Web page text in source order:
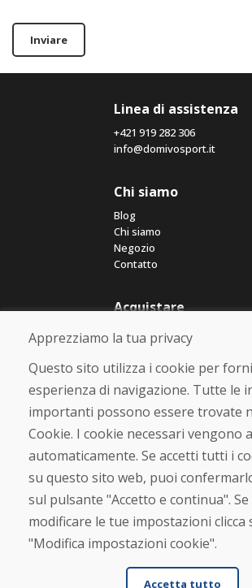
Inviare
Linea di assistenza
+421 919 282 306
info@domivosport.it
Chi siamo
Blog
Chi siamo
Negozio
Contatto
Acquistare
Negozio online
Termini e condizioni
Spedizione e pagamento
Reso e cambio merce
Protezione dei dati
Cookies
Verificato dai clienti
★★★★★
Apprezziamo la tua privacy
Questo sito utilizza i cookie per
esperienza di navigazione. Tutte le
importanti possono essere trovate
Cookie. I cookie necessari vengono
automaticamente. Se accetti tutti i
su questo sito web, puoi
sul pulsante "Accetto e continua".
modificare le tue impostazioni clicca
"Modifica impostazioni cookie".
Accetta tutto